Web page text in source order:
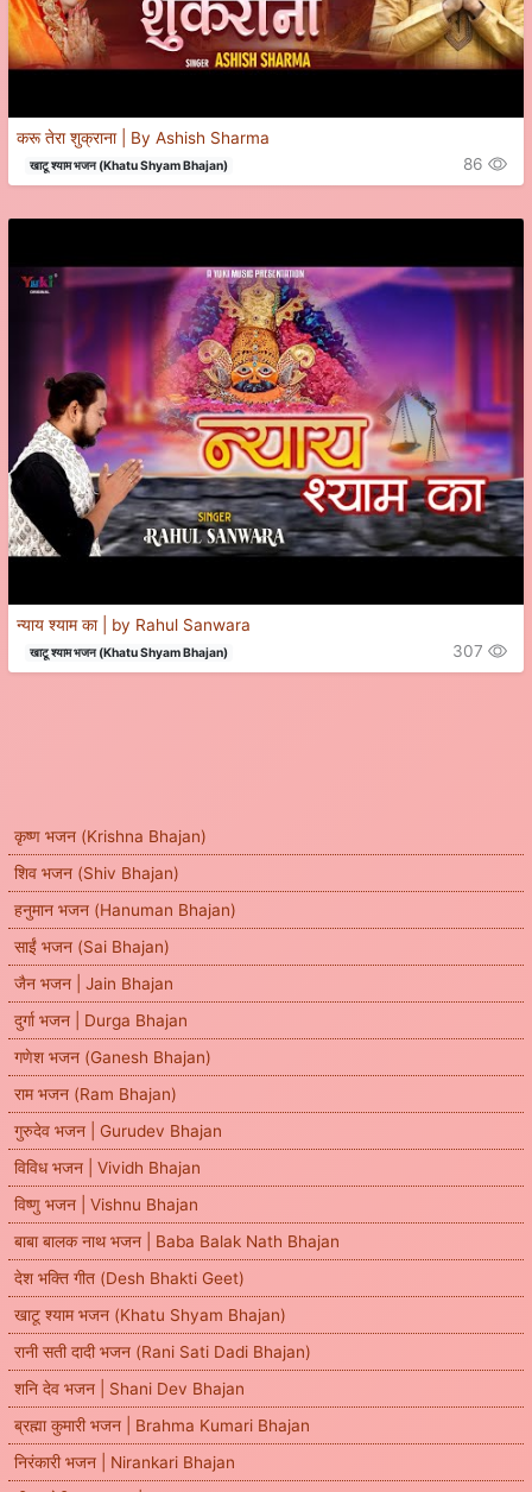
कृष्ण भजन (Krishna Bhajan)
शिव भजन (Shiv Bhajan)
हनुमान भजन (Hanuman Bhajan)
साईं भजन (Sai Bhajan)
जैन भजन | Jain Bhajan
दुर्गा भजन | Durga Bhajan
गणेश भजन (Ganesh Bhajan)
राम भजन (Ram Bhajan)
गुरुदेव भजन | Gurudev Bhajan
विविध भजन | Vividh Bhajan
विष्णु भजन | Vishnu Bhajan
बाबा बालक नाथ भजन | Baba Balak Nath Bhajan
देश भक्ति गीत (Desh Bhakti Geet)
खाटू श्याम भजन (Khatu Shyam Bhajan)
रानी सती दादी भजन (Rani Sati Dadi Bhajan)
शनि देव भजन | Shani Dev Bhajan
ब्रह्मा कुमारी भजन | Brahma Kumari Bhajan
निरंकारी भजन | Nirankari Bhajan
करू तेरा शुक्राना | By Ashish Sharma
खाटू श्याम भजन (Khatu Shyam Bhajan) 86
न्याय श्याम का | by Rahul Sanwara
खाटू श्याम भजन (Khatu Shyam Bhajan) 307